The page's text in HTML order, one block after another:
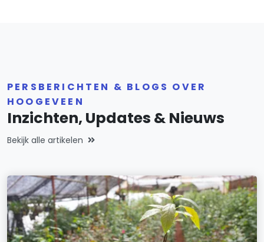
PERSBERICHTEN & BLOGS OVER
HOOGEVEEN
Inzichten, Updates & Nieuws
Bekijk alle artikelen